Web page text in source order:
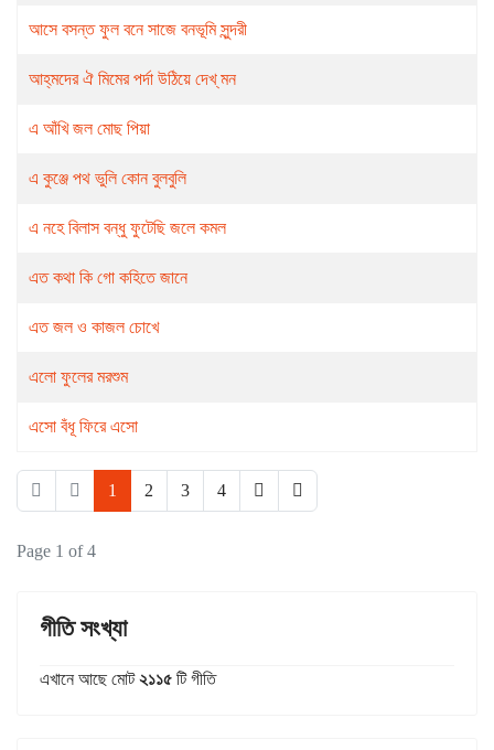
আসে বসন্ত ফুল বনে সাজে বনভূমি সুন্দরী
আহ্‌মদের ঐ মিমের পর্দা উঠিয়ে দেখ্ মন
এ আঁখি জল মোছ পিয়া
এ কুঞ্জে পথ ভুলি কোন বুলবুলি
এ নহে বিলাস বন্ধু ফুটেছি জলে কমল
এত কথা কি গো কহিতে জানে
এত জল ও কাজল চোখে
এলো ফুলের মরশুম
এসো বঁধূ ফিরে এসো
1 2 3 4
Page 1 of 4
গীতি সংখ্যা
এখানে আছে মোট২১১৫ টি গীতি